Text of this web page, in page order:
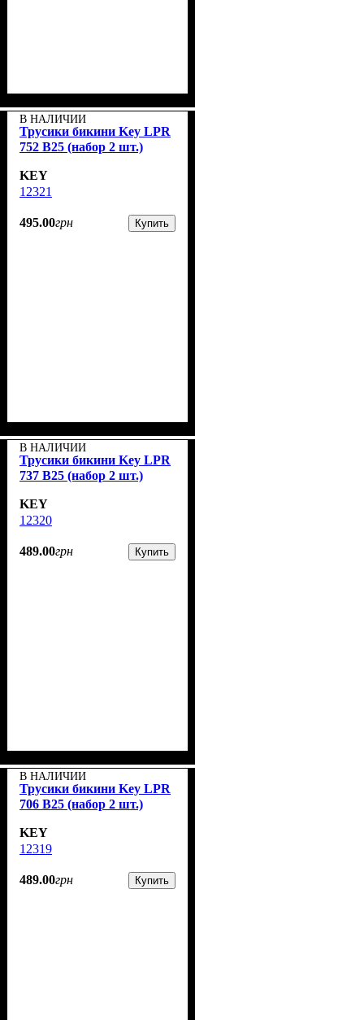
В НАЛИЧИИ
Трусики бикини Key LPR
752 B25 (набор 2 шт.)
KEY
12321
495.00грн Купить
В НАЛИЧИИ
Трусики бикини Key LPR
737 B25 (набор 2 шт.)
KEY
12320
489.00грн Купить
В НАЛИЧИИ
Трусики бикини Key LPR
706 B25 (набор 2 шт.)
KEY
12319
489.00грн Купить